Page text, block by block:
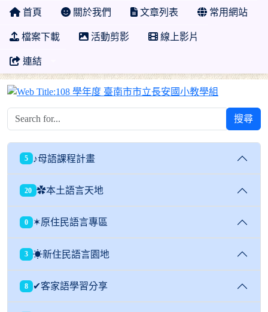
首頁 關於我們 文章列表 常用網站
檔案下載 活動剪影 線上影片
連結
搜尋
5 ♪母語課程計畫
20 ✿本土語言天地
0 ✶原住民語言專區
3 ☀新住民語言園地
8 ✔客家語學習分享